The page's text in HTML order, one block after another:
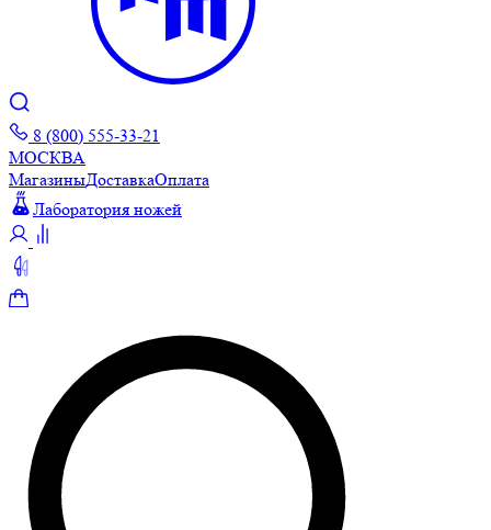
8 (800) 555-33-21
МОСКВА
МагазиныДоставкаОплата
Лаборатория ножей